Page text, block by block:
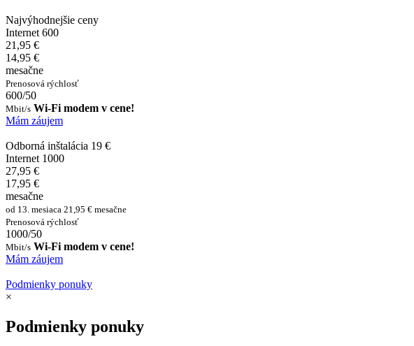
Najvýhodnejšie ceny
Internet 600
21,95 €
14,95 €
mesačne
Prenosová rýchlosť
600/50
Mbit/s Wi-Fi modem v cene!
Mám záujem
Odborná inštalácia 19 €
Internet 1000
27,95 €
17,95 €
mesačne
od 13. mesiaca 21,95 € mesačne
Prenosová rýchlosť
1000/50
Mbit/s Wi-Fi modem v cene!
Mám záujem
Podmienky ponuky
×
Podmienky ponuky